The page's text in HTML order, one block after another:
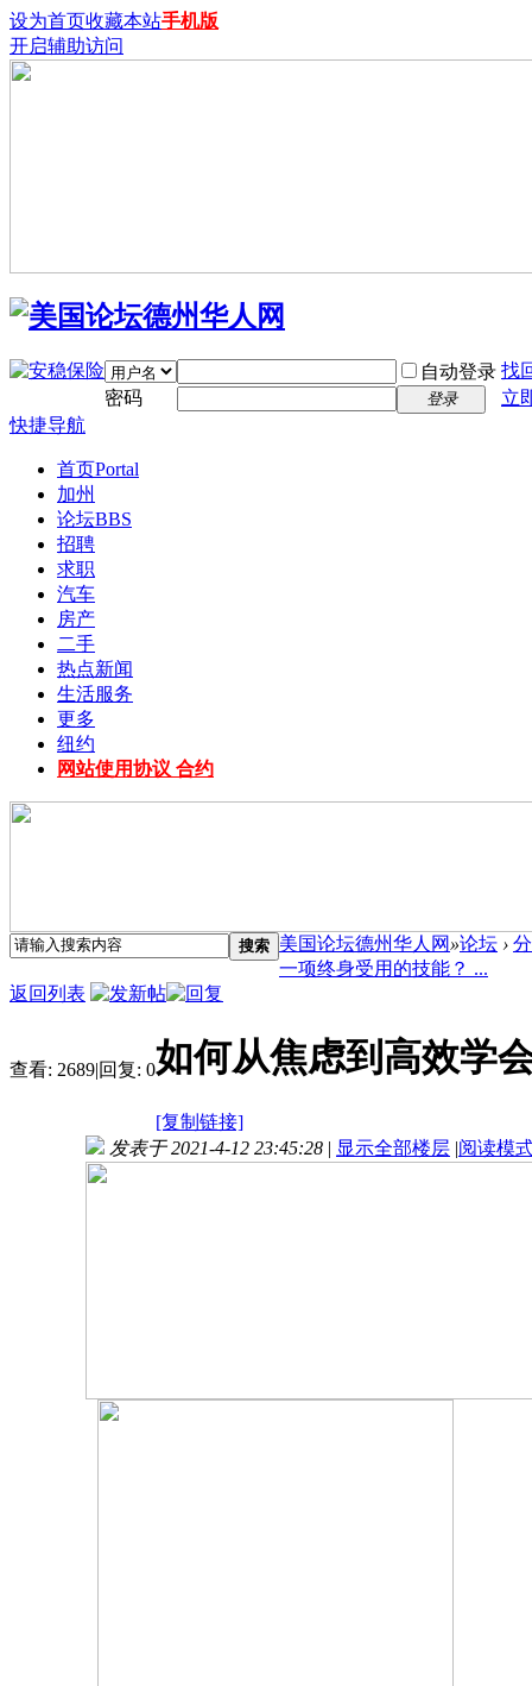
设为首页收藏本站手机版
开启辅助访问
自动登录 找
密码
登录
立
快捷导航
首页Portal
加州
论坛BBS
招聘
求职
汽车
房产
二手
热点新闻
生活服务
更多
纽约
网站使用协议 合约
搜索 美国论坛德州华人网 »论坛 ›
一项终身受用的技能？ ...
返回列表
查看: 2689|回复: 0如何从焦虑到高效学
[复制链接]
发表于 2021-4-12 23:45:28 | 显示全部楼层 |阅读模